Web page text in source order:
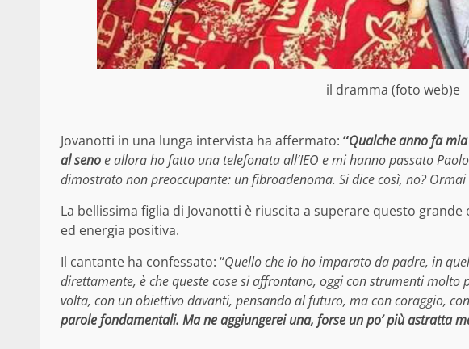
il dramma (foto web)e
Jovanotti in una lunga intervista ha affermato: “Qualche anno fa
al senoe allora ho fatto una telefonata all’IEO e mi hanno passato
dimostrato non preoccupante: un fibroadenoma. Si dice così, no?
La bellissima figlia di Jovanotti è riuscita a superare questo
ed energia positiva.
Il cantante ha confessato: “Quello che io ho imparato da padre, in
direttamente, è che queste cose si affrontano, oggi con strumenti
volta, con un obiettivo davanti, pensando al futuro, ma con coraggio,
parole fondamentali. Ma ne aggiungerei una, forse un po’ più astratta